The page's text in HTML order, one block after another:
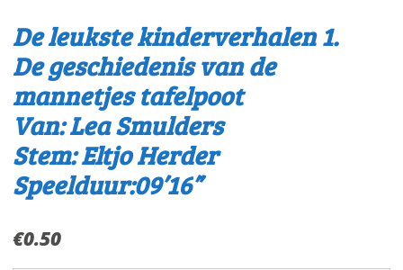
De leukste kinderverhalen 1.
De geschiedenis van de
mannetjes tafelpoot
Van: Lea Smulders
Stem: Eltjo Herder
Speelduur:09’16”
€0.50